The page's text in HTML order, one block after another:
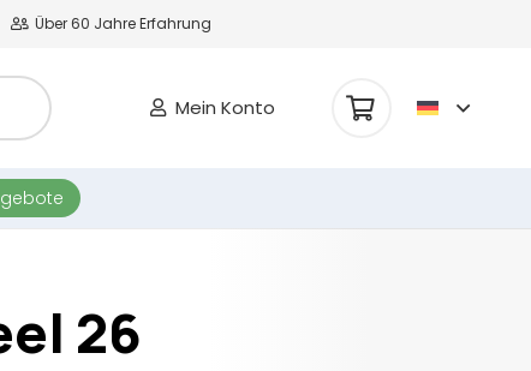
Über 60 Jahre Erfahrung
Mein Konto
26